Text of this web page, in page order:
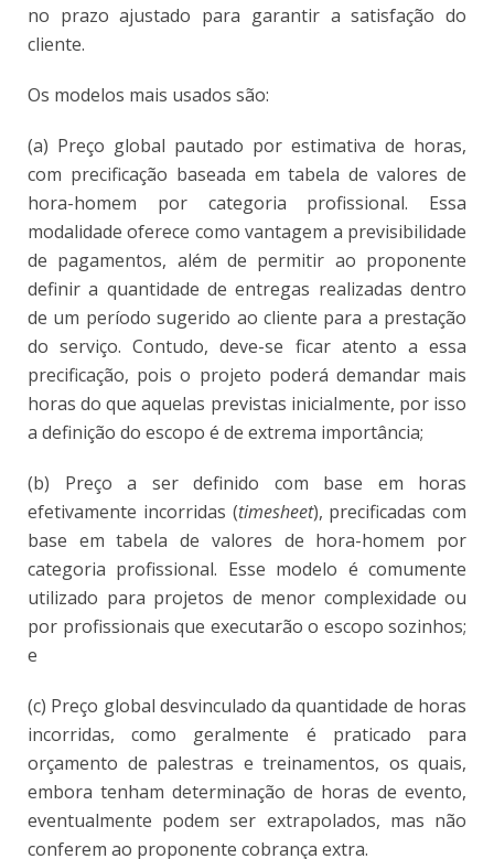
no prazo ajustado para garantir a satisfação do
cliente.
Os modelos mais usados são:
(a) Preço global pautado por estimativa de horas,
com precificação baseada em tabela de valores de
hora-homem por categoria profissional. Essa
modalidade oferece como vantagem a previsibilidade
de pagamentos, além de permitir ao proponente
definir a quantidade de entregas realizadas dentro
de um período sugerido ao cliente para a prestação
do serviço. Contudo, deve-se ficar atento a essa
precificação, pois o projeto poderá demandar mais
horas do que aquelas previstas inicialmente, por isso
a definição do escopo é de extrema importância;
(b) Preço a ser definido com base em horas
efetivamente incorridas (timesheet), precificadas com
base em tabela de valores de hora-homem por
categoria profissional. Esse modelo é comumente
utilizado para projetos de menor complexidade ou
por profissionais que executarão o escopo sozinhos;
e
(c) Preço global desvinculado da quantidade de horas
incorridas, como geralmente é praticado para
orçamento de palestras e treinamentos, os quais,
embora tenham determinação de horas de evento,
eventualmente podem ser extrapolados, mas não
conferem ao proponente cobrança extra.